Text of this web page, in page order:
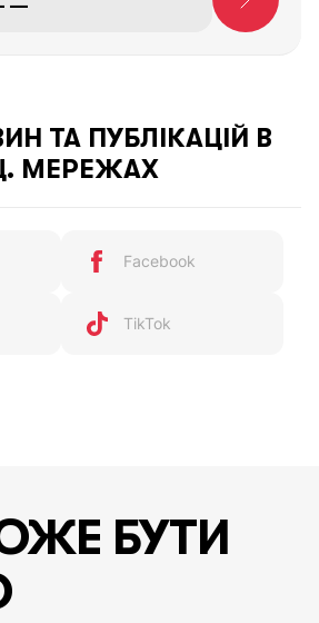
ТА ПУБЛІКАЦІЙ В
МЕРЕЖАХ
Facebook
TikTok
БУТИ